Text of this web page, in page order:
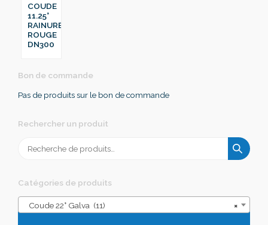
COUDE
11.25°
RAINURE
ROUGE
DN300
Bon de commande
Pas de produits sur le bon de commande
Rechercher un produit
pour :
Catégories de produits
×
Coude 22° Galva (11)